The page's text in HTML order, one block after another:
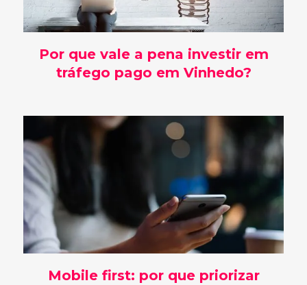
Por que vale a pena investir em
tráfego pago em Vinhedo?
Mobile first: por que priorizar